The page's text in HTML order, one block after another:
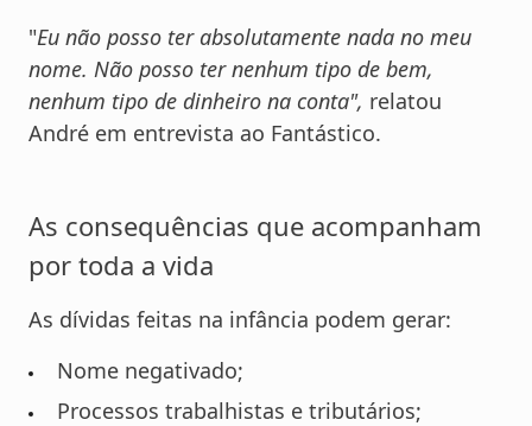
"Eu não posso ter absolutamente nada no meu
nome. Não posso ter nenhum tipo de bem,
nenhum tipo de dinheiro na conta", relatou
André em entrevista ao Fantástico.
As consequências que acompanham
por toda a vida
As dívidas feitas na infância podem gerar:
Nome negativado;
Processos trabalhistas e tributários;